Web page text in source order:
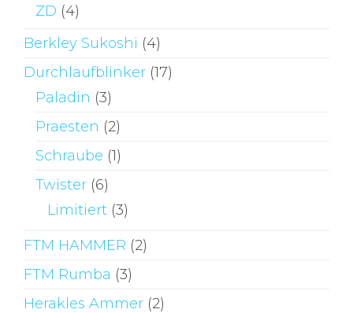
ZD (4)
Berkley Sukoshi (4)
Durchlaufblinker (17)
Paladin (3)
Praesten (2)
Schraube (1)
Twister (6)
Limitiert (3)
FTM HAMMER (2)
FTM Rumba (3)
Herakles Ammer (2)